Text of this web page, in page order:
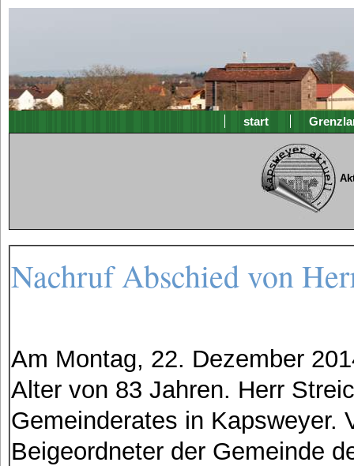
start
Nachruf Abschied von
Am Montag, 22. Dezember
Alter von 83 Jahren. Herr
Gemeinderates in Kapsweyer.
Beigeordneter der Gemeinde